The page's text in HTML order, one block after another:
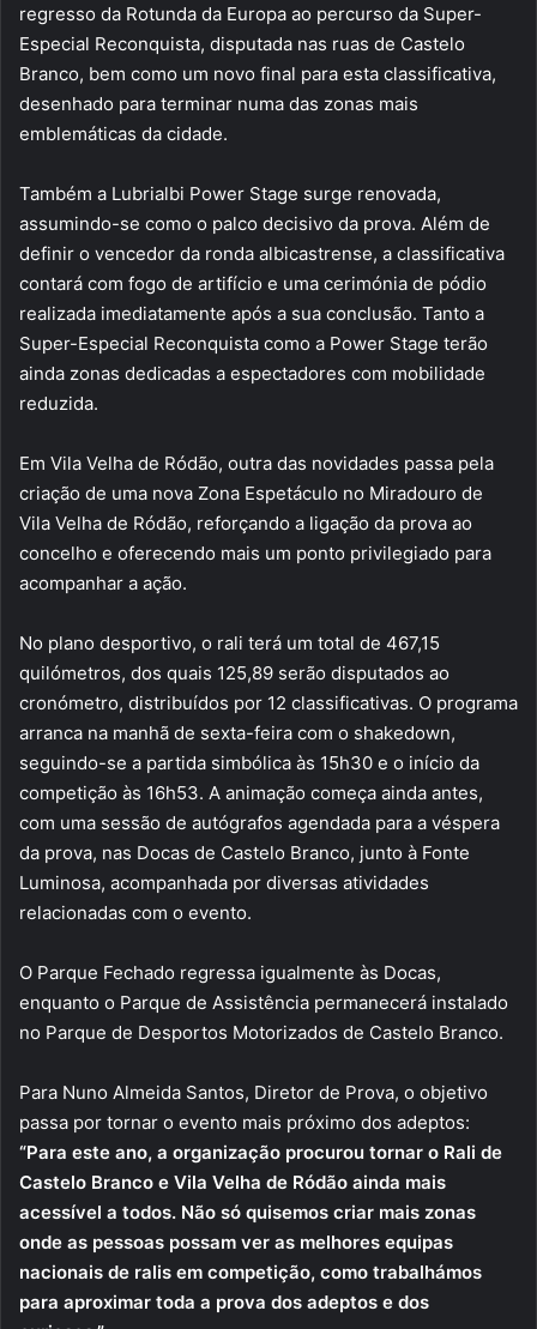
regresso da Rotunda da Europa ao percurso da Super-
Especial Reconquista, disputada nas ruas de Castelo
Branco, bem como um novo final para esta classificativa,
desenhado para terminar numa das zonas mais
emblemáticas da cidade.
Também a Lubrialbi Power Stage surge renovada,
assumindo-se como o palco decisivo da prova. Além de
definir o vencedor da ronda albicastrense, a classificativa
contará com fogo de artifício e uma cerimónia de pódio
realizada imediatamente após a sua conclusão. Tanto a
Super-Especial Reconquista como a Power Stage terão
ainda zonas dedicadas a espectadores com mobilidade
reduzida.
Em Vila Velha de Ródão, outra das novidades passa pela
criação de uma nova Zona Espetáculo no Miradouro de
Vila Velha de Ródão, reforçando a ligação da prova ao
concelho e oferecendo mais um ponto privilegiado para
acompanhar a ação.
No plano desportivo, o rali terá um total de 467,15
quilómetros, dos quais 125,89 serão disputados ao
cronómetro, distribuídos por 12 classificativas. O programa
arranca na manhã de sexta-feira com o shakedown,
seguindo-se a partida simbólica às 15h30 e o início da
competição às 16h53. A animação começa ainda antes,
com uma sessão de autógrafos agendada para a véspera
da prova, nas Docas de Castelo Branco, junto à Fonte
Luminosa, acompanhada por diversas atividades
relacionadas com o evento.
O Parque Fechado regressa igualmente às Docas,
enquanto o Parque de Assistência permanecerá instalado
no Parque de Desportos Motorizados de Castelo Branco.
Para Nuno Almeida Santos, Diretor de Prova, o objetivo
passa por tornar o evento mais próximo dos adeptos:
“Para este ano, a organização procurou tornar o Rali de
Castelo Branco e Vila Velha de Ródão ainda mais
acessível a todos. Não só quisemos criar mais zonas
onde as pessoas possam ver as melhores equipas
nacionais de ralis em competição, como trabalhámos
para aproximar toda a prova dos adeptos e dos